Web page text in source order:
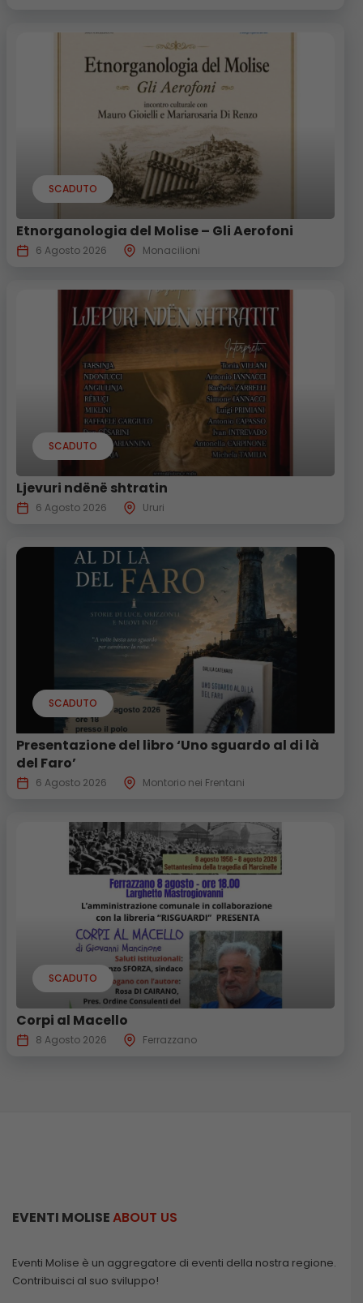
SCADUTO
Etnorganologia del Molise – Gli Aerofoni
6 Agosto 2026 Monacilioni
SCADUTO
Ljevuri ndënë shtratin
6 Agosto 2026 Ururi
SCADUTO
Presentazione del libro ‘Uno sguardo al di là
del Faro’
6 Agosto 2026 Montorio nei Frentani
SCADUTO
Corpi al Macello
8 Agosto 2026 Ferrazzano
EVENTI MOLISEABOUT US
Eventi Molise è un aggregatore di eventi della nostra regione.
Contribuisci al suo sviluppo!